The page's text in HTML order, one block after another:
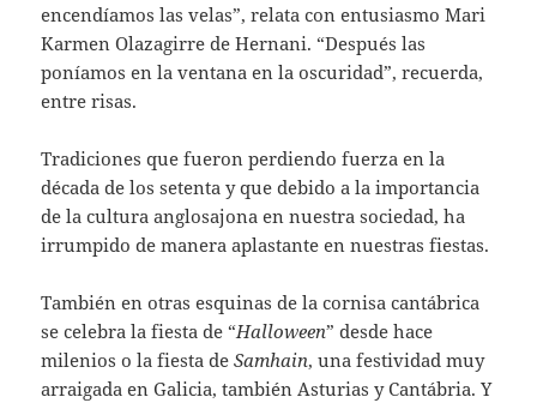
encendíamos las velas”, relata con entusiasmo Mari
Karmen Olazagirre de Hernani. “Después las
poníamos en la ventana en la oscuridad”, recuerda,
entre risas.
Tradiciones que fueron perdiendo fuerza en la
década de los setenta y que debido a la importancia
de la cultura anglosajona en nuestra sociedad, ha
irrumpido de manera aplastante en nuestras fiestas.
También en otras esquinas de la cornisa cantábrica
se celebra la fiesta de “Halloween” desde hace
milenios o la fiesta deSamhain, una festividad muy
arraigada en Galicia, también Asturias y Cantábria. Y